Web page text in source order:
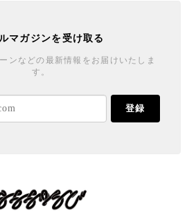
マガジンを受け取る
ンなどの最新情報をお届けいたしま
す。
登録